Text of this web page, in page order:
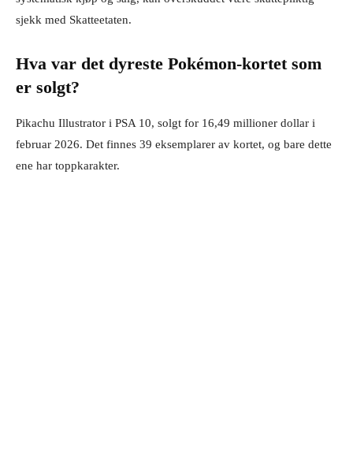
sjekk med Skatteetaten.
Hva var det dyreste Pokémon-kortet som
er solgt?
Pikachu Illustrator i PSA 10, solgt for 16,49 millioner dollar i
februar 2026. Det finnes 39 eksemplarer av kortet, og bare dette
ene har toppkarakter.